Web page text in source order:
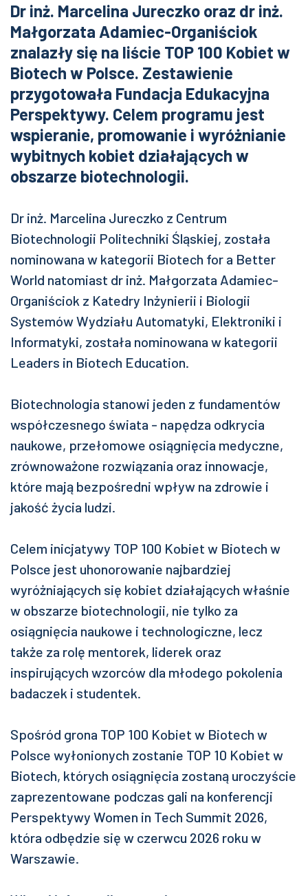
Dr inż. Marcelina Jureczko oraz dr inż.
Małgorzata Adamiec-Organiściok
znalazły się na liście TOP 100 Kobiet w
Biotech w Polsce. Zestawienie
przygotowała Fundacja Edukacyjna
Perspektywy. Celem programu jest
wspieranie, promowanie i wyróżnianie
wybitnych kobiet działających w
obszarze biotechnologii.
Dr inż. Marcelina Jureczko z Centrum
Biotechnologii Politechniki Śląskiej, została
nominowana w kategorii Biotech for a Better
World natomiast dr inż. Małgorzata Adamiec-
Organiściok z Katedry Inżynierii i Biologii
Systemów Wydziału Automatyki, Elektroniki i
Informatyki, została nominowana w kategorii
Leaders in Biotech Education.
Biotechnologia stanowi jeden z fundamentów
współczesnego świata - napędza odkrycia
naukowe, przełomowe osiągnięcia medyczne,
zrównoważone rozwiązania oraz innowacje,
które mają bezpośredni wpływ na zdrowie i
jakość życia ludzi.
Celem inicjatywy TOP 100 Kobiet w Biotech w
Polsce jest uhonorowanie najbardziej
wyróżniających się kobiet działających właśnie
w obszarze biotechnologii, nie tylko za
osiągnięcia naukowe i technologiczne, lecz
także za rolę mentorek, liderek oraz
inspirujących wzorców dla młodego pokolenia
badaczek i studentek.
Spośród grona TOP 100 Kobiet w Biotech w
Polsce wyłonionych zostanie TOP 10 Kobiet w
Biotech, których osiągnięcia zostaną uroczyście
zaprezentowane podczas gali na konferencji
Perspektywy Women in Tech Summit 2026,
która odbędzie się w czerwcu 2026 roku w
Warszawie.